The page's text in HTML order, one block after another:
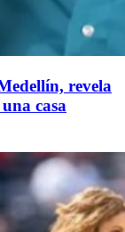
revela
casa